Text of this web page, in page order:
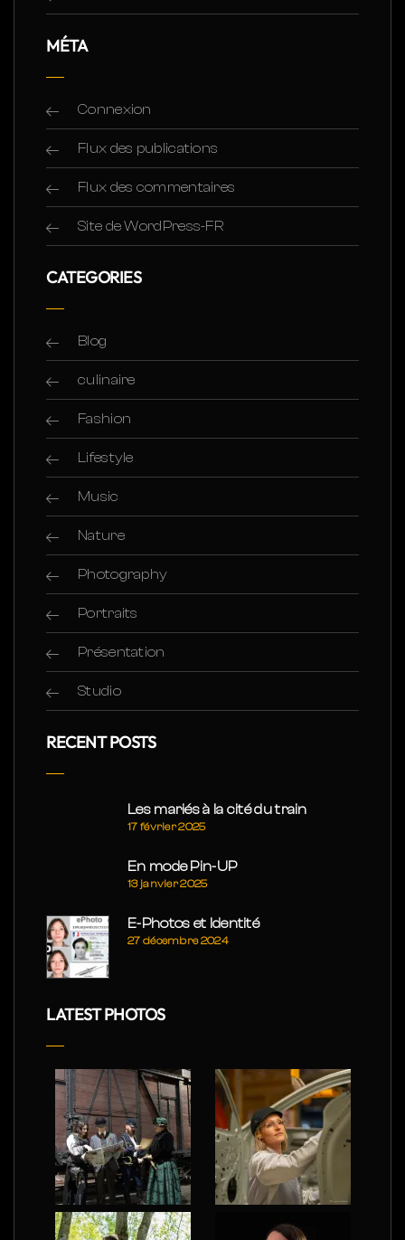
MÉTA
Connexion
Flux des publications
Flux des commentaires
Site de WordPress-FR
CATEGORIES
Blog
culinaire
Fashion
Lifestyle
Music
Nature
Photography
Portraits
Présentation
Studio
RECENT POSTS
Les mariés à la cité du train
17 février 2025
En mode Pin-UP
13 janvier 2025
E-Photos et Identité
27 décembre 2024
LATEST PHOTOS